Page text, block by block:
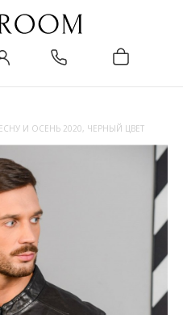
И ОСЕНЬ 2020, ЧЕРНЫЙ ЦВЕТ